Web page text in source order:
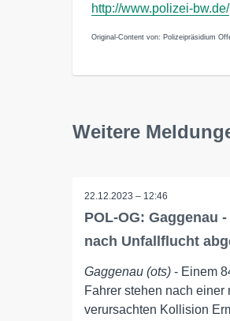
http://www.polizei-bw.de/
Original-Content von: Polizeipräsidium
Weitere
22.12.2023 – 12:46
POL-OG: Gaggenau
nach Unfallflucht
Gaggenau (ots) - Einem
Fahrer stehen nach
verursachten Kollision